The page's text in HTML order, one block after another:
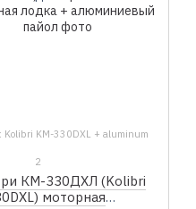
Kolibri KM-330DXL + aluminum
2
КМ-330ДХЛ (Kolibri
моторная